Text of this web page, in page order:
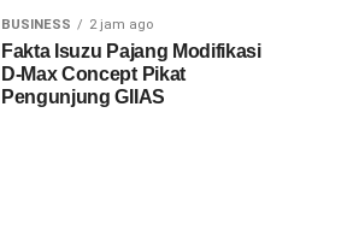
BUSINESS 2 jam ago
Fakta Isuzu Pajang Modifikasi
D-Max Concept Pikat
Pengunjung GIIAS